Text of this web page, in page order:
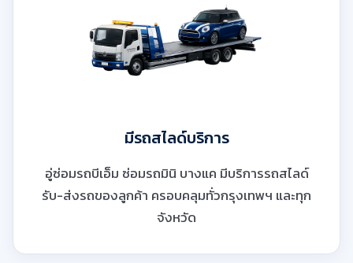
มีรถสไลด์บริการ
อู่ซ่อมรถบีเอ็ม ซ่อมรถมินิ บางแค มีบริการรถสไลด์
รับ-ส่งรถของลูกค้า ครอบคลุมทั่วกรุงเทพฯ และทุก
จังหวัด